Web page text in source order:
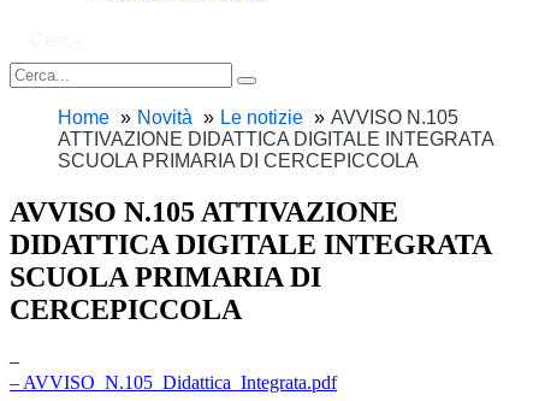
Home Novità Le notizie
AVVISO N.105
ATTIVAZIONE DIDATTICA DIGITALE INTEGRATA
SCUOLA PRIMARIA DI CERCEPICCOLA
AVVISO N.105 ATTIVAZIONE
DIDATTICA DIGITALE INTEGRATA
SCUOLA PRIMARIA DI
CERCEPICCOLA
–
– AVVISO_N.105_Didattica_Integrata.pdf